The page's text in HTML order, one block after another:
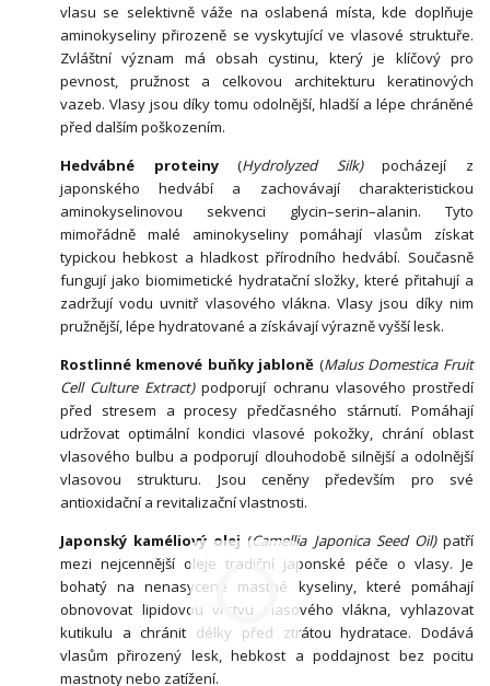
vlasu se selektivně váže na oslabená místa, kde doplňuje
aminokyseliny přirozeně se vyskytující ve vlasové struktuře.
Zvláštní význam má obsah cystinu, který je klíčový pro
pevnost, pružnost a celkovou architekturu keratinových
vazeb. Vlasy jsou díky tomu odolnější, hladší a lépe chráněné
před dalším poškozením.
Hedvábné proteiny(Hydrolyzed Silk)pocházejí z
japonského hedvábí a zachovávají charakteristickou
aminokyselinovou sekvenci glycin–serin–alanin. Tyto
mimořádně malé aminokyseliny pomáhají vlasům získat
typickou hebkost a hladkost přírodního hedvábí. Současně
fungují jako biomimetické hydratační složky, které přitahují a
zadržují vodu uvnitř vlasového vlákna. Vlasy jsou díky nim
pružnější, lépe hydratované a získávají výrazně vyšší lesk.
Rostlinné kmenové buňky jabloně (Malus Domestica Fruit
Cell Culture Extract)podporují ochranu vlasového prostředí
před stresem a procesy předčasného stárnutí. Pomáhají
udržovat optimální kondici vlasové pokožky, chrání oblast
vlasového bulbu a podporují dlouhodobě silnější a odolnější
vlasovou strukturu. Jsou ceněny především pro své
antioxidační a revitalizační vlastnosti.
Japonský kaméliový olej (Camellia Japonica Seed Oil)patří
mezi nejcennější oleje tradiční japonské péče o vlasy. Je
bohatý na nenasycené mastné kyseliny, které pomáhají
obnovovat lipidovou vrstvu vlasového vlákna, vyhlazovat
kutikulu a chránit délky před ztrátou hydratace. Dodává
vlasům přirozený lesk, hebkost a poddajnost bez pocitu
mastnoty nebo zatížení.